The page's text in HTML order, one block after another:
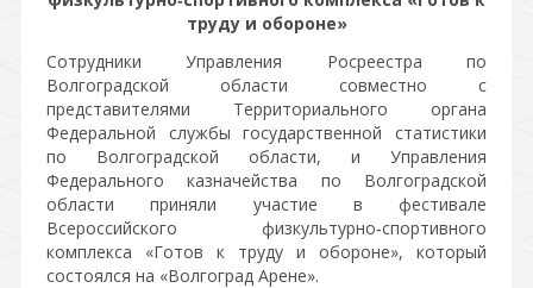
труду и обороне»
Сотрудники Управления Росреестра по
Волгоградской области совместно с
представителями Территориального органа
Федеральной службы государственной статистики
по Волгоградской области, и Управления
Федерального казначейства по Волгоградской
области приняли участие в фестивале
Всероссийского физкультурно‑спортивного
комплекса «Готов к труду и обороне», который
состоялся на «Волгоград Арене».